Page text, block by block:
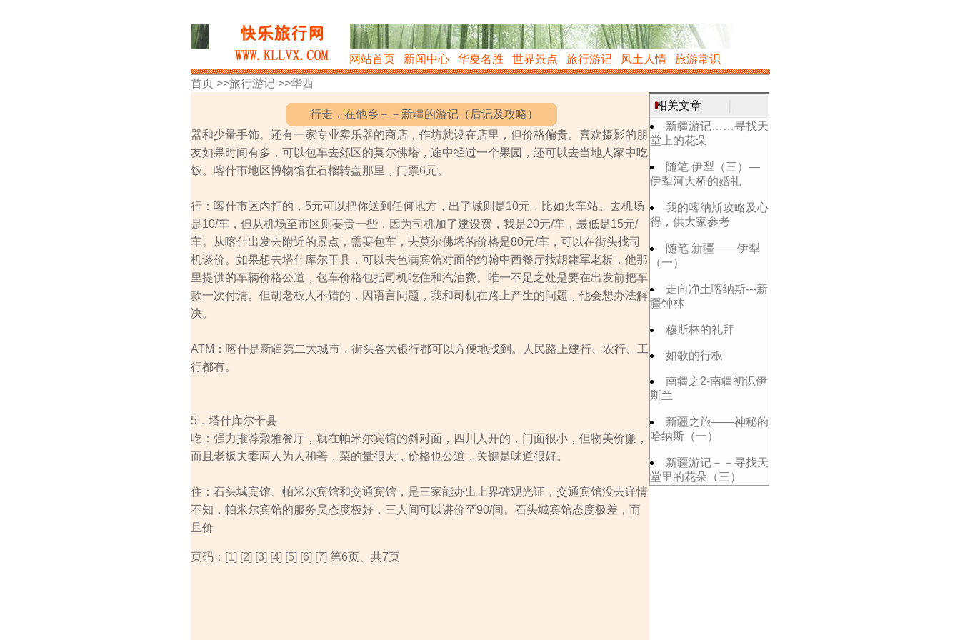
网站首页 新闻中心 华夏名胜 世界景点 旅行游记 风土人情
旅游常识
首页 >>旅行游记 >>华西
相关文章
新疆游记……寻找天
堂上的花朵
随笔 伊犁（三）—
伊犁河大桥的婚礼
我的喀纳斯攻略及心
得，供大家参考
随笔 新疆——伊犁
（一）
走向净土喀纳斯---新
疆钟林
穆斯林的礼拜
如歌的行板
南疆之2-南疆初识伊
斯兰
新疆之旅——神秘的
哈纳斯（一）
新疆游记－－寻找天
堂里的花朵（三）
行走，在他乡－－新疆的游记（后记及攻略）
器和少量手饰。还有一家专业卖乐器的商店，作坊就设在店里，但价格偏贵。喜欢摄影的朋
友如果时间有多，可以包车去郊区的莫尔佛塔，途中经过一个果园，还可以去当地人家中吃
饭。喀什市地区博物馆在石榴转盘那里，门票6元。
行：喀什市区内打的，5元可以把你送到任何地方，出了城则是10元，比如火车站。去机场
是10/车，但从机场至市区则要贵一些，因为司机加了建设费，我是20元/车，最低是15元/
车。从喀什出发去附近的景点，需要包车，去莫尔佛塔的价格是80元/车，可以在街头找司
机谈价。如果想去塔什库尔干县，可以去色满宾馆对面的约翰中西餐厅找胡建军老板，他那
里提供的车辆价格公道，包车价格包括司机吃住和汽油费。唯一不足之处是要在出发前把车
款一次付清。但胡老板人不错的，因语言问题，我和司机在路上产生的问题，他会想办法解
决。
ATM：喀什是新疆第二大城市，街头各大银行都可以方便地找到。人民路上建行、农行、工
行都有。
5．塔什库尔干县
吃：强力推荐聚雅餐厅，就在帕米尔宾馆的斜对面，四川人开的，门面很小，但物美价廉，
而且老板夫妻两人为人和善，菜的量很大，价格也公道，关键是味道很好。
住：石头城宾馆、帕米尔宾馆和交通宾馆，是三家能办出上界碑观光证，交通宾馆没去详情
不知，帕米尔宾馆的服务员态度极好，三人间可以讲价至90/间。石头城宾馆态度极差，而
且价
页码： [1] [2] [3] [4] [5] [6] [7] 第6页、共7页